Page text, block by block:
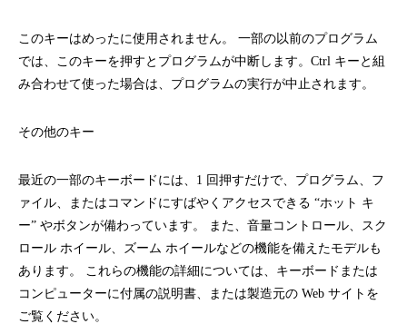
このキーはめったに使用されません。 一部の以前のプログラム
では、このキーを押すとプログラムが中断します。Ctrl キーと組
み合わせて使った場合は、プログラムの実行が中止されます。
その他のキー
最近の一部のキーボードには、1 回押すだけで、プログラム、フ
ァイル、またはコマンドにすばやくアクセスできる “ホット キ
ー” やボタンが備わっています。 また、音量コントロール、スク
ロール ホイール、ズーム ホイールなどの機能を備えたモデルも
あります。 これらの機能の詳細については、キーボードまたは
コンピューターに付属の説明書、または製造元の Web サイトを
ご覧ください。